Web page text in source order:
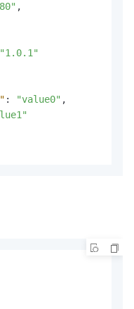
,
"1.0.1"
: "value0" ,